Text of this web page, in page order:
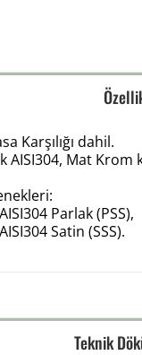
Karşılığı dahil.
AISI304, Mat Krom
Parlak (PSS),
Satin (SSS).
Teknik